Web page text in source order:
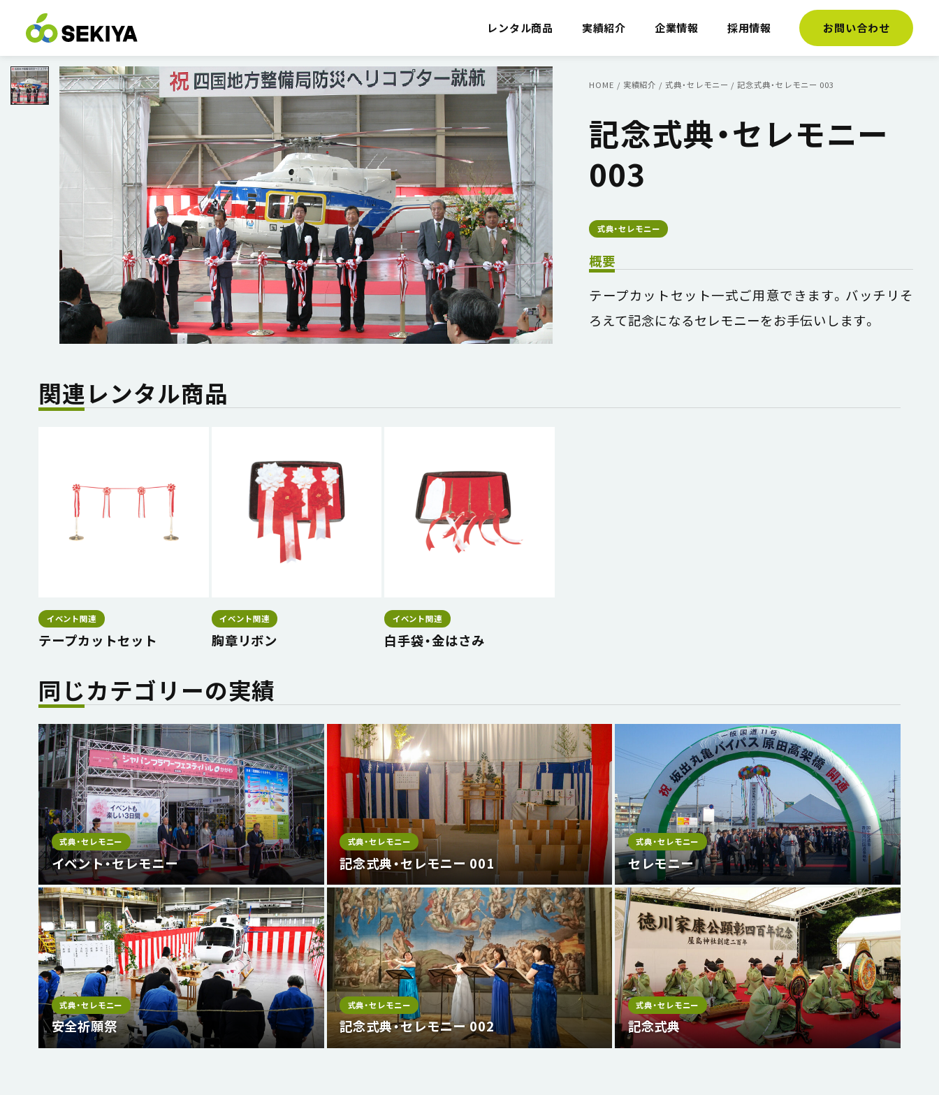
レンタル商品 実績紹介 企業情報 採用情報 お問い合わせ
HOME / 実績紹介 /式典・セレモニー /記念式典・セレモニー 003
記念式典・セレモニー
003
式典・セレモニー
概要
テープカットセット一式ご用意できます。バッチリそ
ろえて記念になるセレモニーをお手伝いします。
関連レンタル商品
イベント関連
テープカットセット
イベント関連
胸章リボン
イベント関連
白手袋・金はさみ
同じカテゴリーの実績
式典・セレモニー
イベント・セレモニー
式典・セレモニー
記念式典・セレモニー 001
式典・セレモニー
セレモニー
式典・セレモニー
安全祈願祭
式典・セレモニー
記念式典・セレモニー 002
式典・セレモニー
記念式典